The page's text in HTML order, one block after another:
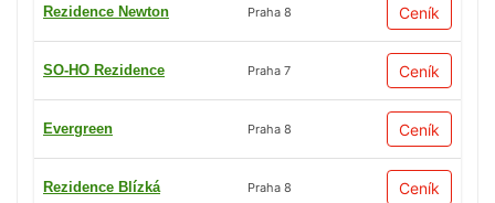
Rezidence Newton Praha 8 Ceník
SO-HO Rezidence Praha 7 Ceník
Evergreen Praha 8 Ceník
Rezidence Blízká Praha 8 Ceník